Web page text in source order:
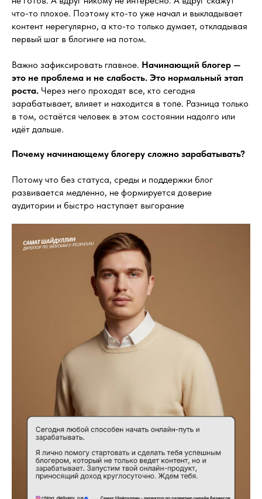
что-то плохое. Поэтому кто-то уже начал и выкладывает
контент нерегулярно, а кто-то только думает, откладывая
первый шаг в блогинге на потом.
Важно зафиксировать главное. Начинающий блогер —
это не проблема и не слабость. Это нормальный этап
роста. Через него проходят все, кто сегодня
зарабатывает, влияет и находится в топе. Разница только
в том, остаётся человек в этом состоянии надолго или
идёт дальше.
Почему начинающему блогеру сложно зарабатывать?
Потому что без статуса, среды и поддержки блог
развивается медленно, не формируется доверие
аудитории и быстро наступает выгорание